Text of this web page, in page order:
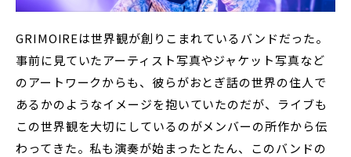
GRIMOIREは世界観が創りこまれているバンドだった。
事前に見ていたアーティスト写真やジャケット写真など
のアートワークからも、彼らがおとぎ話の世界の住人で
あるかのようなイメージを抱いていたのだが、ライブも
この世界観を大切にしているのがメンバーの所作から伝
わってきた。私も演奏が始まったとたん、このバンドの